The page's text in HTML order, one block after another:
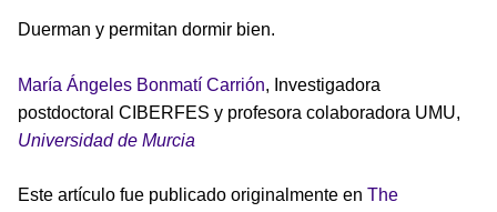
Duerman y permitan dormir bien.
María Ángeles Bonmatí Carrión, Investigadora
postdoctoral CIBERFES y profesora colaboradora UMU,
Universidad de Murcia
Este artículo fue publicado originalmente en The